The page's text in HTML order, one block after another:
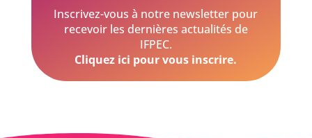
Inscrivez-vous à notre newsletter pour
recevoir les dernières actualités de
IFPEC.
Cliquez ici pour vous inscrire.